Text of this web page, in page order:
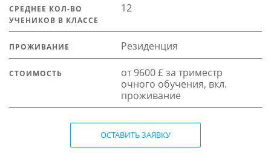
СРЕДНЕЕ КОЛ-ВО
УЧЕНИКОВ В КЛАССЕ
12
ПРОЖИВАНИЕ Резиденция
СТОИМОСТЬ
от 9600 £ за триместр
очного обучения, вкл.
проживание
ОСТАВИТЬ ЗАЯВКУ